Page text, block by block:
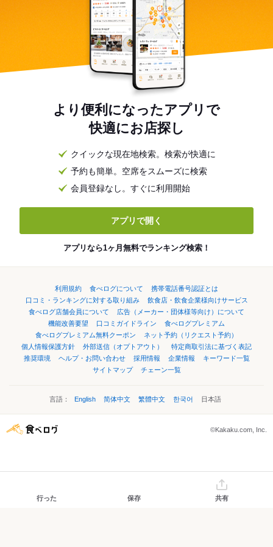
より便利になったアプリで
快適にお店探し
クイックな現在地検索。検索が快適に
予約も簡単。空席をスムーズに検索
会員登録なし。すぐに利用開始
アプリで開く
アプリなら1ヶ月無料でランキング検索！
利用規約 食べログについて
携帯電話番号認証とは
口コミ・ランキングに対する取り組み
飲食店・飲食企業様向けサービス
食べログ店舗会員について
広告（メーカー・団体様等向け）について
機能改善要望
口コミガイドライン
食べログプレミアム
食べログプレミアム無料クーポン
ネット予約（リクエスト予約）
個人情報保護方針
外部送信（オプトアウト）
特定商取引法に基づく表記
推奨環境
ヘルプ・お問い合わせ 採用情報 企業情報
キーワード一覧
サイトマップ
チェーン一覧
言語： English 简体中文 繁體中文 한국어 日本語
©Kakaku.com, Inc.
行った 保存 共有